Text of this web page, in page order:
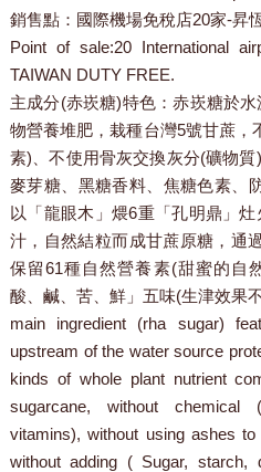
銷售點： 國際機場免稅店20家-昇
Point of sale:20 International
TAIWAN DUTY FREE.
主成分(赤崁糖)特色：赤崁糖於
物營養堆肥，栽種台灣5號甘蔗，
素)、不使用骨灰交換灰分(礦物質
麥芽糖、黑糖香料、焦糖色素、
以「龍眼木」煨6重「孔明鼎」
汁，自然結粒而成甘蔗原糖，通
保留61種自然營養素(甜蜜的自
酸、鹹、苦、鮮」五味(生津效果
main ingredient (rha sugar)
upstream of the water source
kinds of whole plant nutrient
sugarcane, without chemical
vitamins), without using ashes
without adding ( Sugar, starch,